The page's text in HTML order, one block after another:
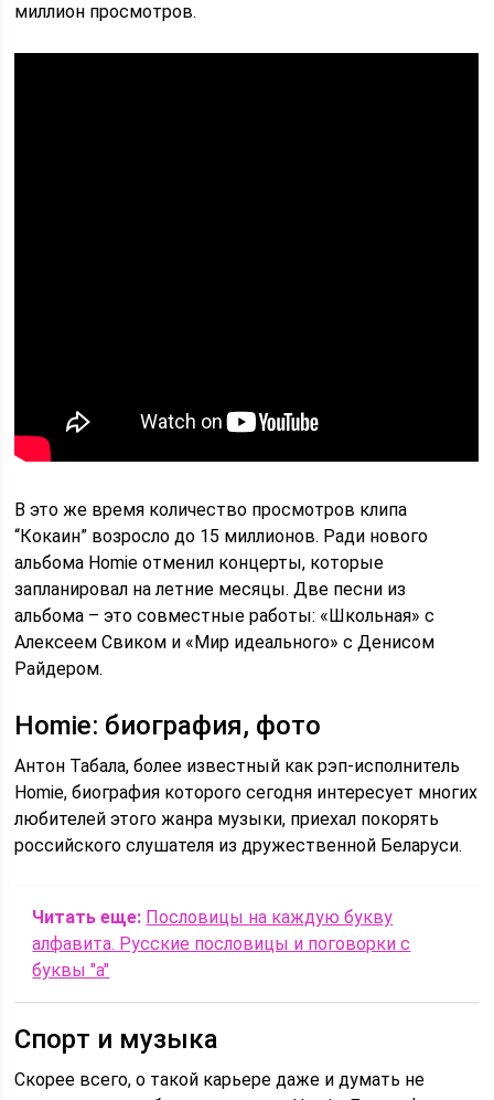
миллион просмотров.
В это же время количество просмотров клипа
“Кокаин” возросло до 15 миллионов. Ради нового
альбома Homie отменил концерты, которые
запланировал на летние месяцы. Две песни из
альбома – это совместные работы: «Школьная» с
Алексеем Свиком и «Мир идеального» с Денисом
Райдером.
Homie: биография, фото
Антон Табала, более известный как рэп-исполнитель
Homie, биография которого сегодня интересует многих
любителей этого жанра музыки, приехал покорять
российского слушателя из дружественной Беларуси.
Читать еще: Пословицы на каждую букву
алфавита. Русские пословицы и поговорки с
буквы "а"
Спорт и музыка
Скорее всего, о такой карьере даже и думать не